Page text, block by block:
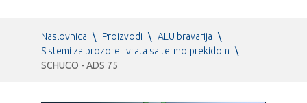
Naslovnica \ Proizvodi \ ALU bravarija \
Sistemi za prozore i vrata sa termo prekidom \
SCHUCO - ADS 75